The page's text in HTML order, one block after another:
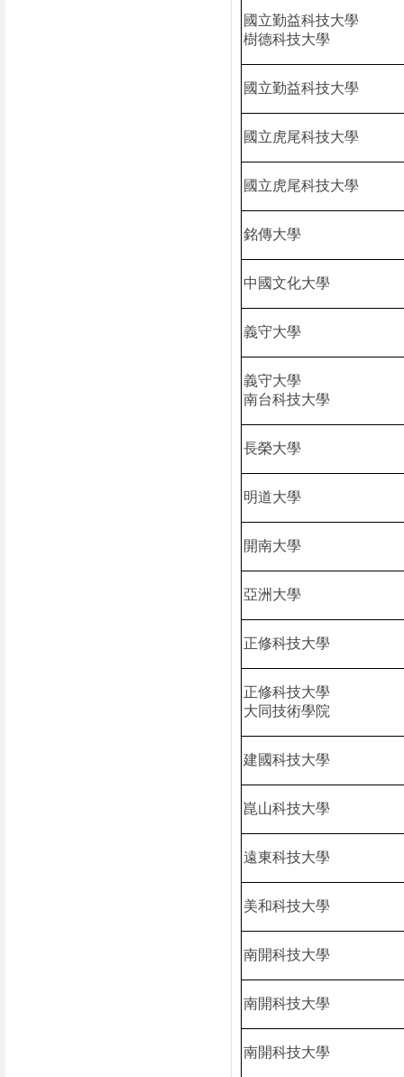
國立勤益科技大學
樹德科技大學
國立勤益科技大學
國立虎尾科技大學
國立虎尾科技大學
銘傳大學
中國文化大學
義守大學
義守大學
南台科技大學
長榮大學
明道大學
開南大學
亞洲大學
正修科技大學
正修科技大學
大同技術學院
建國科技大學
崑山科技大學
遠東科技大學
美和科技大學
南開科技大學
南開科技大學
南開科技大學